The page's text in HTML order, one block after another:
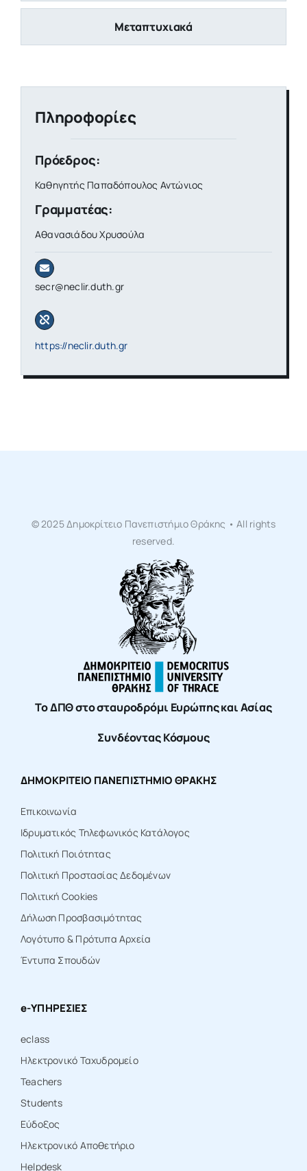
Μεταπτυχιακά
Πληροφορίες
Πρόεδρος:
Καθηγητής Παπαδόπουλος Αντώνιος
Γραμματέας:
Αθανασιάδου Χρυσούλα
secr@neclir.duth.gr
https://neclir.duth.gr
Το ΔΠΘ στο σταυροδρόμι Ευρώπης και Ασίας
Συνδέοντας Κόσμους
ΔΗΜΟΚΡΙΤΕΙΟ ΠΑΝΕΠΙΣΤΗΜΙΟ ΘΡΑΚΗΣ
Επικοινωνία
Ιδρυματικός Τηλεφωνικός Κατάλογος
Πολιτική Ποιότητας
Πολιτική Προστασίας Δεδομένων
Πολιτική Cookies
Δήλωση Προσβασιμότητας
Λογότυπο & Πρότυπα Αρχεία
Έντυπα Σπουδών
e-ΥΠΗΡΕΣΙΕΣ
eclass
Ηλεκτρονικό Ταχυδρομείο
Teachers
Students
Εύδοξος
Ηλεκτρονικό Αποθετήριο
Ηelpdesk
© 2025 Δημοκρίτειο Πανεπιστήμιο Θράκης • All rights
reserved.